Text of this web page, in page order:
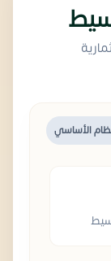
الأساسي